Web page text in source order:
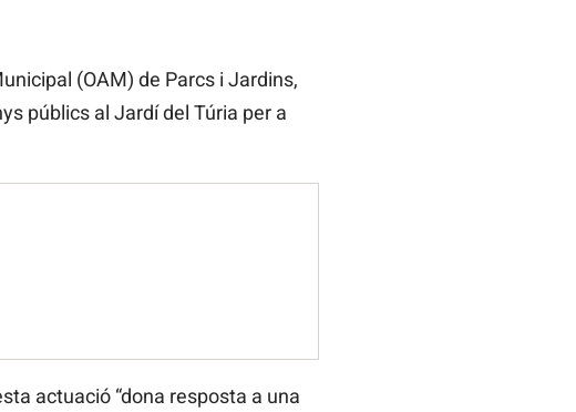
(OAM) de Parcs i Jardins,
públics al Jardí del Túria per a
actuació “dona resposta a una